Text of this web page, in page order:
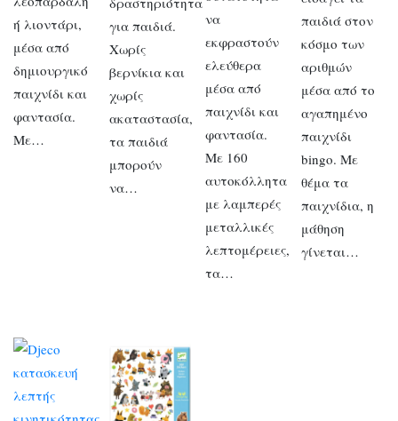
ή λιοντάρι,
μέσα από
δημιουργικό
παιχνίδι και
φαντασία.
Με…
για παιδιά.
Χωρίς
βερνίκια και
χωρίς
ακαταστασία,
τα παιδιά
μπορούν
να…
να
εκφραστούν
ελεύθερα
μέσα από
παιχνίδι και
φαντασία.
Με 160
αυτοκόλλητα
με λαμπερές
μεταλλικές
λεπτομέρειες,
τα…
παιδιά στον
κόσμο των
αριθμών
μέσα από το
αγαπημένο
παιχνίδι
bingo. Με
θέμα τα
παιχνίδια, η
μάθηση
γίνεται…